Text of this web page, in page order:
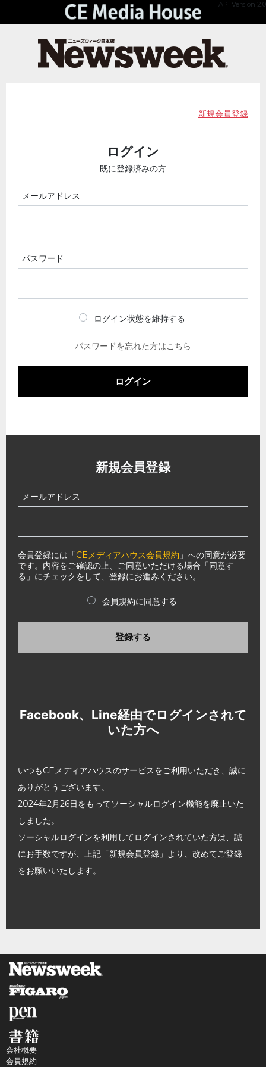
API Version 2.0
新規会員登録
ログイン
既に登録済みの方
メールアドレス
パスワード
ログイン状態を維持する
パスワードを忘れた方はこちら
ログイン
新規会員登録
メールアドレス
会員登録には「CEメディアハウス会員規約 」への同意が必要
です。内容をご確認の上、ご同意いただける場合「同意す
る」にチェックをして、登録にお進みください。
会員規約に同意する
登録する
Facebook、Line経由でログインされて
いた方へ
いつもCEメディアハウスのサービスをご利用いただき、誠に
ありがとうございます。
2024年2月26日をもってソーシャルログイン機能を廃止いた
しました。
ソーシャルログインを利用してログインされていた方は、誠
にお手数ですが、上記「新規会員登録」より、改めてご登録
をお願いいたします。
会社概要
会員規約